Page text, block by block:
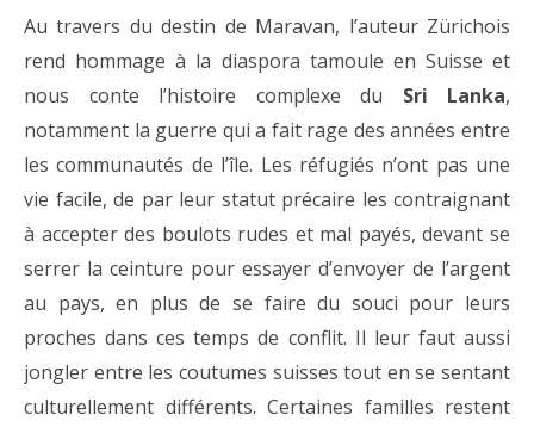
Au travers du destin de Maravan, l’auteur Zürichois
rend hommage à la diaspora tamoule en Suisse et
nous conte l’histoire complexe du Sri Lanka,
notamment la guerre qui a fait rage des années entre
les communautés de l’île. Les réfugiés n’ont pas une
vie facile, de par leur statut précaire les contraignant
à accepter des boulots rudes et mal payés, devant se
serrer la ceinture pour essayer d’envoyer de l’argent
au pays, en plus de se faire du souci pour leurs
proches dans ces temps de conflit. Il leur faut aussi
jongler entre les coutumes suisses tout en se sentant
culturellement différents. Certaines familles restent